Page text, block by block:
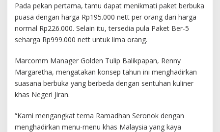
Pada pekan pertama, tamu dapat menikmati paket berbuka
puasa dengan harga Rp195.000 nett per orang dari harga
normal Rp226.000. Selain itu, tersedia pula Paket Ber-5
seharga Rp999.000 nett untuk lima orang.
Marcomm Manager Golden Tulip Balikpapan, Renny
Margaretha, mengatakan konsep tahun ini menghadirkan
suasana berbuka yang berbeda dengan sentuhan kuliner
khas Negeri Jiran.
“Kami mengangkat tema Ramadhan Seronok dengan
menghadirkan menu-menu khas Malaysia yang kaya